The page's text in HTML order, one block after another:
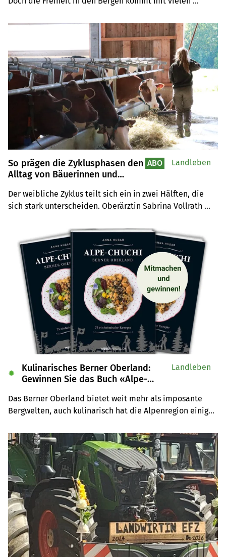
So prägen die Zyklusphasen den
Alltag von Bäuerinnen und
Der weibliche Zyklus teilt sich ein in zwei Hälften, die
sich stark unterscheiden. Oberärztin Sabrina Vollrath
ABO Landleben
Kulinarisches Berner Oberland:
Gewinnen Sie das Buch «Alpe-
Das Berner Oberland bietet weit mehr als imposante
Bergwelten, auch kulinarisch hat die Alpenregion einiges
«Alpe-Chuchi – Berner Oberland» vom Weber Verlag.
✹
Landleben